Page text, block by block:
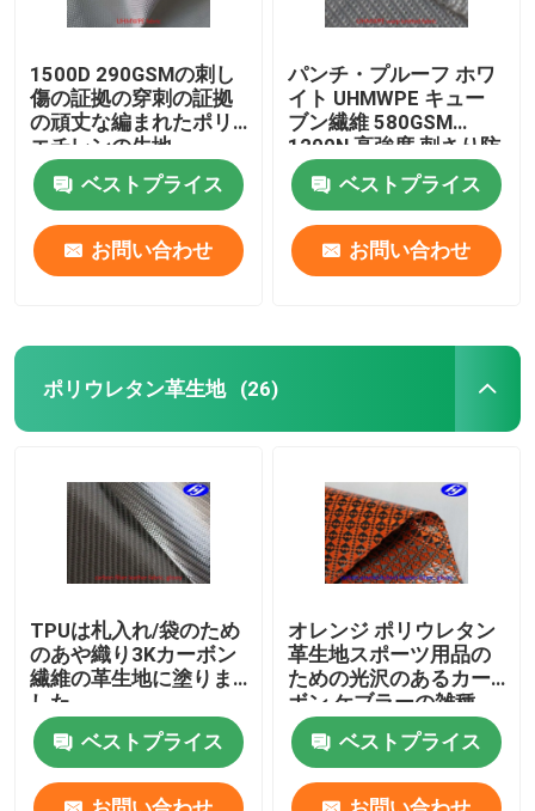
1500D 290GSMの刺し
傷の証拠の穿刺の証拠
の頑丈な編まれたポリ
エチレンの生地
ベストプライス
お問い合わせ
パンチ・プルーフ ホワ
イト UHMWPE キュー
ブン繊維 580GSM
1200N 高強度 刺さり防
止布
ベストプライス
お問い合わせ
ポリウレタン革生地 (26)
TPUは札入れ/袋のため
のあや織り3Kカーボン
繊維の革生地に塗りま
した
ベストプライス
オレンジ ポリウレタン
革生地スポーツ用品の
ための光沢のあるカー
ボン ケブラーの雑種
ベストプライス